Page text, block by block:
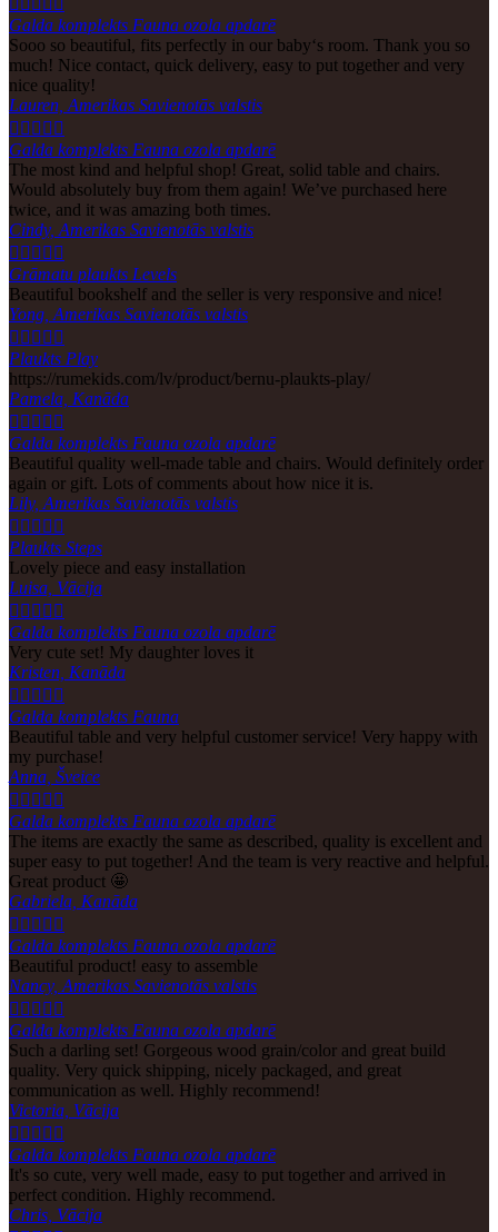
Galda komplekts Fauna ozola apdarē
Sooo so beautiful, fits perfectly in our baby‘s room. Thank you so
much! Nice contact, quick delivery, easy to put together and very
nice quality!
Lauren, Amerikas Savienotās valstis
    
Galda komplekts Fauna ozola apdarē
The most kind and helpful shop! Great, solid table and chairs.
Would absolutely buy from them again! We’ve purchased here
twice, and it was amazing both times.
Cindy, Amerikas Savienotās valstis
    
Grāmatu plaukts Levels
Beautiful bookshelf and the seller is very responsive and nice!
Yong, Amerikas Savienotās valstis
    
Plaukts Play
https://rumekids.com/lv/product/bernu-plaukts-play/
Pamela, Kanāda
    
Galda komplekts Fauna ozola apdarē
Beautiful quality well-made table and chairs. Would definitely order
again or gift. Lots of comments about how nice it is.
Lily, Amerikas Savienotās valstis
    
Plaukts Steps
Lovely piece and easy installation
Luisa, Vācija
    
Galda komplekts Fauna ozola apdarē
Very cute set! My daughter loves it
Kristen, Kanāda
    
Galda komplekts Fauna
Beautiful table and very helpful customer service! Very happy with
my purchase!
Anna, Šveice
    
Galda komplekts Fauna ozola apdarē
The items are exactly the same as described, quality is excellent and
super easy to put together! And the team is very reactive and helpful.
Great product 🤩
Gabriela, Kanāda
    
Galda komplekts Fauna ozola apdarē
Beautiful product! easy to assemble
Nancy, Amerikas Savienotās valstis
    
Galda komplekts Fauna ozola apdarē
Such a darling set! Gorgeous wood grain/color and great build
quality. Very quick shipping, nicely packaged, and great
communication as well. Highly recommend!
Victoria, Vācija
    
Galda komplekts Fauna ozola apdarē
It's so cute, very well made, easy to put together and arrived in
perfect condition. Highly recommend.
Chris, Vācija